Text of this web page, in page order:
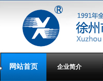
网站首页 企业简介